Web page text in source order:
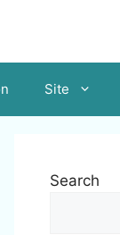
Site
Search